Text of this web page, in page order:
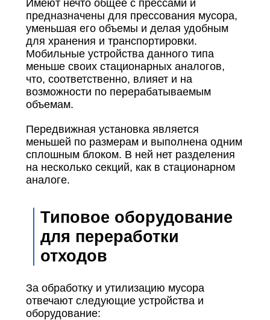
Имеют нечто общее с прессами и
предназначены для прессования мусора,
уменьшая его объемы и делая удобным
для хранения и транспортировки.
Мобильные устройства данного типа
меньше своих стационарных аналогов,
что, соответственно, влияет и на
возможности по перерабатываемым
объемам.
Передвижная установка является
меньшей по размерам и выполнена одним
сплошным блоком. В ней нет разделения
на несколько секций, как в стационарном
аналоге.
Типовое оборудование
для переработки
отходов
За обработку и утилизацию мусора
отвечают следующие устройства и
оборудование: